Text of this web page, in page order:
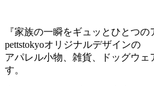
『家族の一瞬をギュッとひとつの
pettstokyoオリジナルデザインの
アパレル小物、雑貨、ドッグウェ
す。